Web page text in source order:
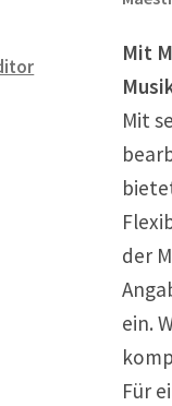
Mit
Mit
der
ein.
Für